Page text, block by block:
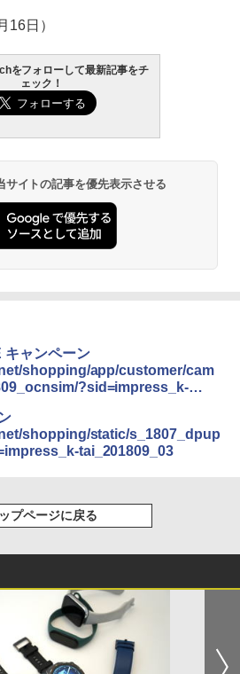
16日）
をフォローして最新記事をチ
ェック！
イトの記事を優先表示させる
キャンペーン
shopping/app/customer/cam
?sid=impress_k-
shopping/static/s_1807_dpup
tai_201809_03
プページに戻る